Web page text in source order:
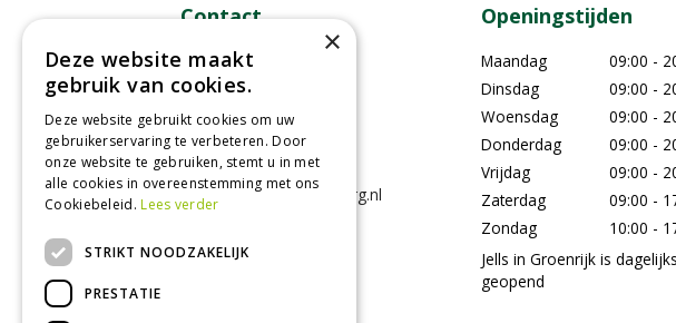
Contact
GroenRijk Middelburg​
Mortiereboulevard 2
4336RA Middelburg
0118-470400
info@groenrijkmiddelburg.nl
Openingstijden
Maandag
09:00 -
Dinsdag
09:00 -
Woensdag
09:00 -
Donderdag
09:00 -
Vrijdag
09:00 -
Zaterdag
09:00 -
Zondag
10:00 -
Jells in Groenrijk is dagelijks
geopend
×
Deze website maakt
gebruik van cookies.
Deze website gebruikt cookies om uw
gebruikerservaring te verbeteren. Door
onze website te gebruiken, stemt u in met
alle cookies in overeenstemming met ons
Cookiebeleid.Lees verder
STRIKT NOODZAKELIJK
PRESTATIE